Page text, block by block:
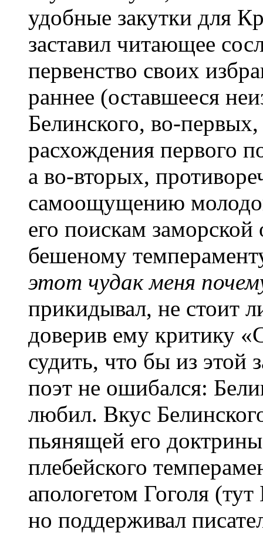
удобные закутки для
заставил читающее
первенство своих
раннее (оставшееся
Белинского, во-
расхождения первого
а во-вторых,
самоощущению
его поискам
бешеному
этот чудак меня
прикидывал, не стоит
доверив ему критику
судить, что бы из этой
поэт не ошибался:
любил. Вкус
пьянящей его
плебейского
апологетом Гоголя
но поддерживал